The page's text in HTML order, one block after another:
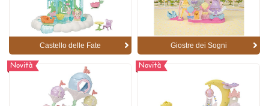
Castello delle Fate Giostre dei Sogni
Novità Novità